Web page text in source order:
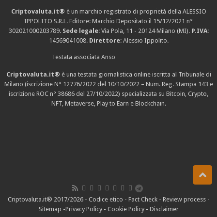
Criptovaluta.it® è un marchio registrato di proprietà della ALESSIO
IPPOLITO S.R.L. Editore: Marchio Depositato il 15/12/2021 n°
302021000203789. Sede legale: Via Pola, 11 - 20124 Milano (MI). P.IVA:
14569041008. Direttore: Alessio Ippolito.
Testata associata Anso
Criptovaluta.it® è una testata giornalistica online iscritta al Tribunale di
Milano (iscrizione N° 12776/2022 del 10/10/2022 – Num. Reg. Stampa 143 e
iscrizione ROC n° 38686 del 27/10/2022) specializzata su Bitcoin, Crypto,
NFT, Metaverse, Play to Earn e Blockchain.
Criptovaluta.it® 2017/2026 - Codice etico - Fact Check- Review process-
Sitemap -Privacy Policy- Cookie Policy- Disclaimer